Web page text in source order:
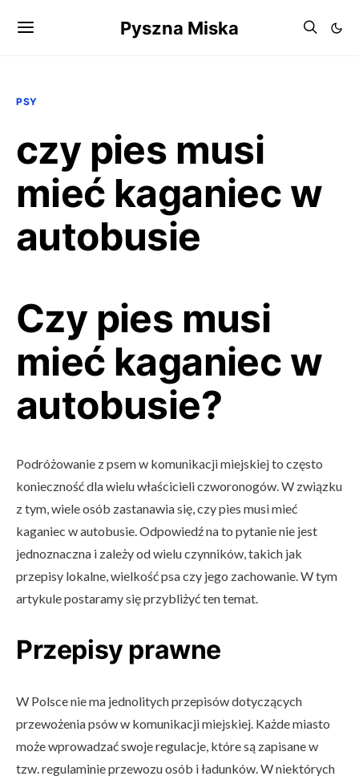
Pyszna Miska
PSY
czy pies musi
mieć kaganiec w
autobusie
Czy pies musi
mieć kaganiec w
autobusie?
Podróżowanie z psem w komunikacji miejskiej to często
konieczność dla wielu właścicieli czworonogów. W związku
z tym, wiele osób zastanawia się, czy pies musi mieć
kaganiec w autobusie. Odpowiedź na to pytanie nie jest
jednoznaczna i zależy od wielu czynników, takich jak
przepisy lokalne, wielkość psa czy jego zachowanie. W tym
artykule postaramy się przybliżyć ten temat.
Przepisy prawne
W Polsce nie ma jednolitych przepisów dotyczących
przewożenia psów w komunikacji miejskiej. Każde miasto
może wprowadzać swoje regulacje, które są zapisane w
tzw. regulaminie przewozu osób i ładunków. W niektórych